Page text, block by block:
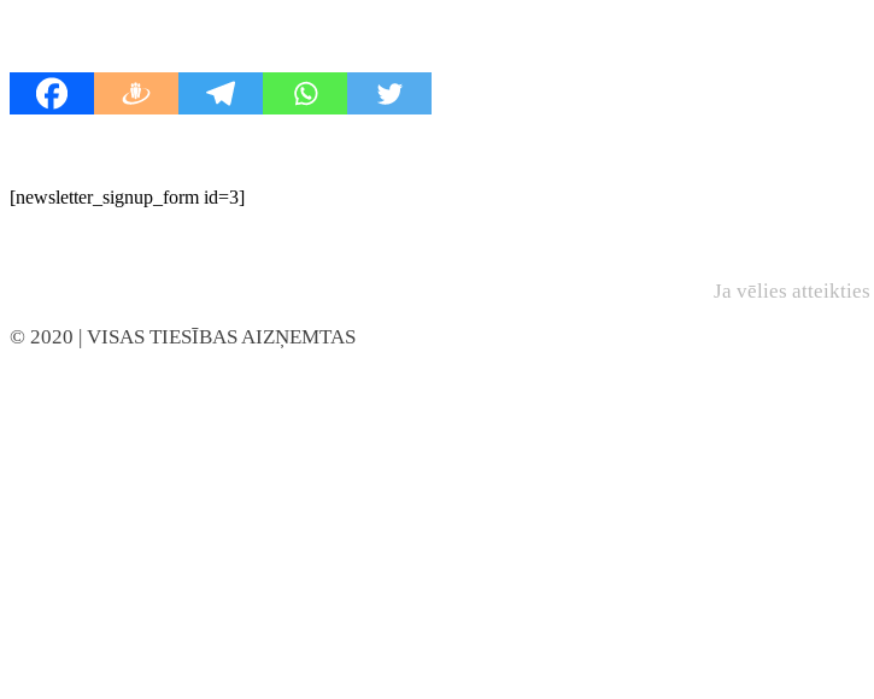
[newsletter_signup_form id=3]
Ja vēlies
© 2020 | VISAS TIESĪBAS AIZŅEMTAS